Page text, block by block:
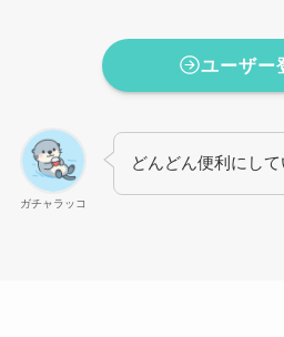
ユーザー
ガチャラッコ
どんどん便利にし